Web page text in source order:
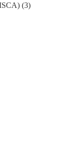
(3)